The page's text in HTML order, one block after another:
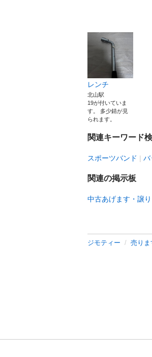
レンチ
北山駅
19が付いていま
す。 多少錆が見
られます。
関連キーワード
スポーツバンド バ
関連の掲示板
中古あげます・譲
ジモティー 売りま